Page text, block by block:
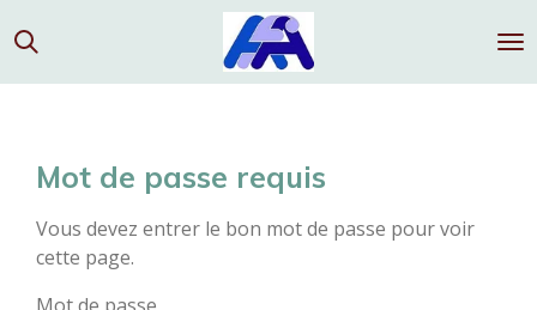
au
contenu
Mot de passe requis
Vous devez entrer le bon mot de passe pour voir
cette page.